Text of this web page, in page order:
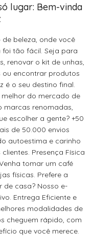
lugar: Bem-vinda
beleza, onde você
foi tão fácil. Seja para
renovar o kit de unhas,
encontrar produtos
é o seu destino final.
do mercado de
marcas renomadas,
escolher a gente? +50
de 50.000 envios
autoestima e carinho
Presença Física
tomar um café
físicas. Prefere a
casa? Nosso e-
Entrega Eficiente e
modalidades de
cheguem rápido, com
que você merece.